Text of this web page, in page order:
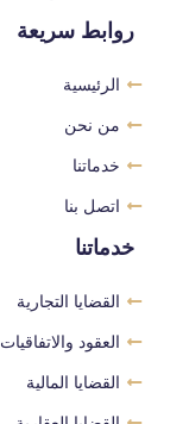
روابط سريعة
الرئيسية
من نحن
خدماتنا
اتصل بنا
خدماتنا
القضايا التجارية
العقود والاتفاقيات
القضايا المالية